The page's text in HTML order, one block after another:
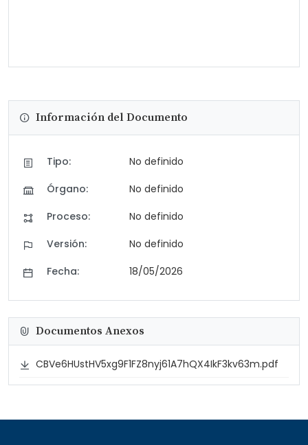
Información del Documento
Tipo:
No definido
Órgano:
No definido
Proceso:
No definido
Versión:
No definido
Fecha:
18/05/2026
Documentos Anexos
CBVe6HUstHV5xg9F1FZ8nyj61A7hQX4IkF3kv63m.pdf